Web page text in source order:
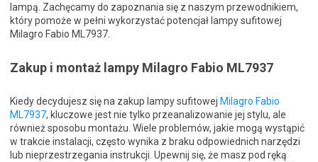
lampą. Zachęcamy do zapoznania się z naszym przewodnikiem,
który pomoże w pełni wykorzystać potencjał lampy sufitowej
Milagro Fabio ML7937.
Zakup i montaż lampy Milagro Fabio ML7937
Kiedy decydujesz się na zakup lampy sufitowej Milagro Fabio
ML7937, kluczowe jest nie tylko przeanalizowanie jej stylu, ale
również sposobu montażu. Wiele problemów, jakie mogą wystąpić
w trakcie instalacji, często wynika z braku odpowiednich narzędzi
lub nieprzestrzegania instrukcji. Upewnij się, że masz pod ręką